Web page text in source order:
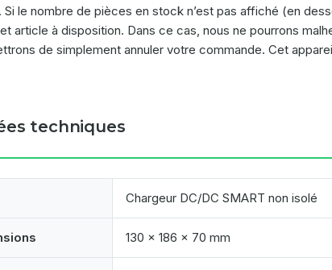
le nombre de pièces en stock n’est pas affiché (en
article à disposition. Dans ce cas, nous ne pourrons
de simplement annuler votre commande. Cet
techniques
Chargeur DC/DC SMART non isolé
130 x 186 x 70 mm